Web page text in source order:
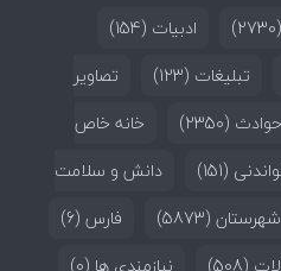
(2730) ادبیات (154)
تبلیغات (123)
تصاویر
حوادث (2350)
خانه خاص
(151)
دانش و سلامت
شهرستان (5873) فارس (6)